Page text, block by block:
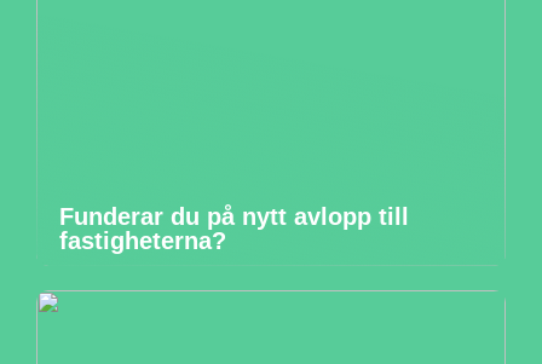
Funderar du på nytt avlopp till
fastigheterna?